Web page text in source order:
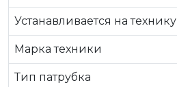
Устанавливается на технику
Марка техники
Тип патрубка